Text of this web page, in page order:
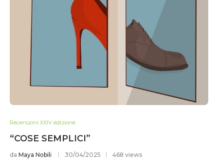
Recensioni XXIV edizione
“COSE SEMPLICI”
da Maya Nobili 30/04/2025 468 views